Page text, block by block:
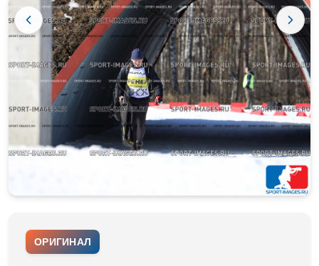
ОРИГИНАЛ